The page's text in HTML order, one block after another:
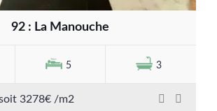
92 : La Manouche
5 3
3278€ /m2